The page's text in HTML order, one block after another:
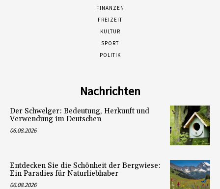
FINANZEN
FREIZEIT
KULTUR
SPORT
POLITIK
Nachrichten
Der Schwelger: Bedeutung, Herkunft und
Verwendung im Deutschen
06.08.2026
Entdecken Sie die Schönheit der Bergwiese:
Ein Paradies für Naturliebhaber
06.08.2026